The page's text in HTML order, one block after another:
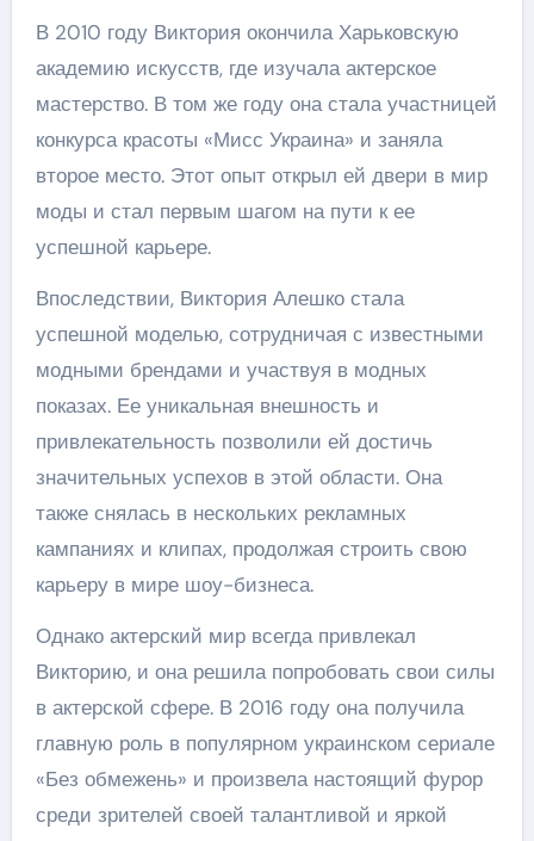
В 2010 году Виктория окончила Харьковскую
академию искусств, где изучала актерское
мастерство. В том же году она стала участницей
конкурса красоты «Мисс Украина» и заняла
второе место. Этот опыт открыл ей двери в мир
моды и стал первым шагом на пути к ее
успешной карьере.
Впоследствии, Виктория Алешко стала
успешной моделью, сотрудничая с известными
модными брендами и участвуя в модных
показах. Ее уникальная внешность и
привлекательность позволили ей достичь
значительных успехов в этой области. Она
также снялась в нескольких рекламных
кампаниях и клипах, продолжая строить свою
карьеру в мире шоу-бизнеса.
Однако актерский мир всегда привлекал
Викторию, и она решила попробовать свои силы
в актерской сфере. В 2016 году она получила
главную роль в популярном украинском сериале
«Без обмежень» и произвела настоящий фурор
среди зрителей своей талантливой и яркой